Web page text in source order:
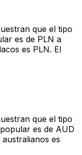
que el tipo
es de PLN a
es PLN. El
que el tipo
es de AUD
es